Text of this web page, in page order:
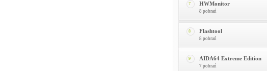
7 HWMonitor
8 pobrań
8 Flashtool
8 pobrań
9 AIDA64 Extreme Edition
7 pobrań